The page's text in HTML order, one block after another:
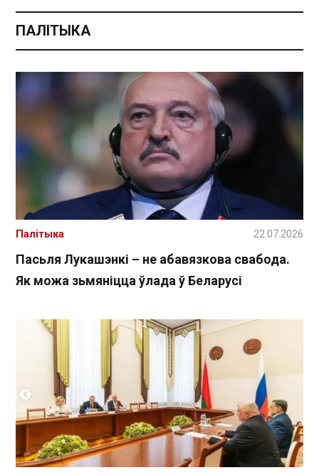
ПАЛІТЫКА
Пасьля Лукашэнкі – не абавязкова свабода.
Як можа зьмяніцца ўлада ў Беларусі
Палітыка 22.07.2026